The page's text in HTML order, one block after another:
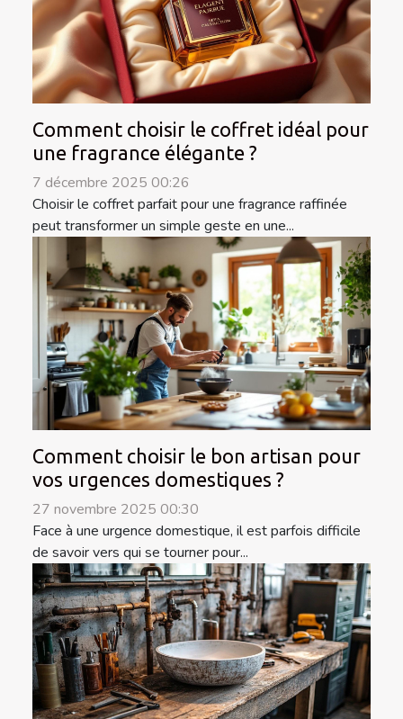
Comment choisir le coffret idéal pour
une fragrance élégante ?
7 décembre 2025 00:26
Choisir le coffret parfait pour une fragrance raffinée
peut transformer un simple geste en une...
Comment choisir le bon artisan pour
vos urgences domestiques ?
27 novembre 2025 00:30
Face à une urgence domestique, il est parfois difficile
de savoir vers qui se tourner pour...